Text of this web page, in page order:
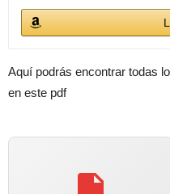
Aquí podrás encontrar todas
en este pdf